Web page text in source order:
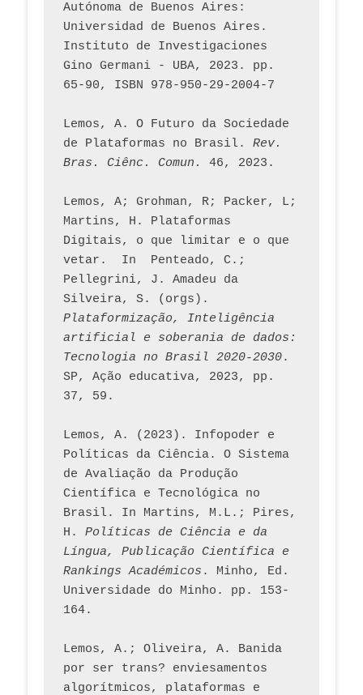
Autónoma de Buenos Aires:
Universidad de Buenos Aires.
Instituto de Investigaciones
Gino Germani - UBA, 2023. pp.
65-90, ISBN 978-950-29-2004-7
Lemos, A. O Futuro da Sociedade
de Plataformas no Brasil. Rev.
Bras. Ciênc. Comun.
Lemos, A; Grohman, R; Packer, L;
Martins, H. Plataformas
Digitais, o que limitar e o que
vetar.  In  Penteado, C.;
Pellegrini, J. Amadeu da
Plataformização, Inteligência
artificial e soberania de dados:
Tecnologia no Brasil 2020-2030.
SP, Ação educativa, 2023, pp.
37, 59.
Lemos, A. (2023). Infopoder e
Políticas da Ciência. O Sistema
de Avaliação da Produção
Científica e Tecnológica no
Brasil. In Martins, M.L.; Pires,
H. Políticas de Ciência e da
Língua, Publicação Científica e
Rankings Académicos . Minho, Ed.
Universidade do Minho. pp. 153-
164.
Lemos, A.; Oliveira, A. Banida
por ser trans? enviesamentos
algorítmicos, plataformas e